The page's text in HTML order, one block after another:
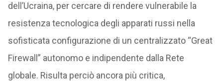
dell’Ucraina, per cercare di rendere vulnerabile la
resistenza tecnologica degli apparati russi nella
sofisticata configurazione di un centralizzato “Great
Firewall” autonomo e indipendente dalla Rete
globale. Risulta perciò ancora più critica,